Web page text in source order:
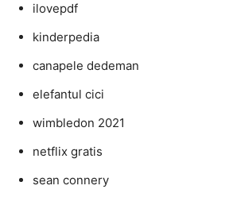
ilovepdf
kinderpedia
canapele dedeman
elefantul cici
wimbledon 2021
netflix gratis
sean connery